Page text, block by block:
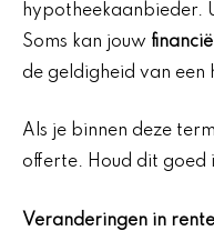
hypotheekaanbieder.
Soms kan jouw
de geldigheid van een
Als je binnen deze
offerte. Houd dit goed
Veranderingen in